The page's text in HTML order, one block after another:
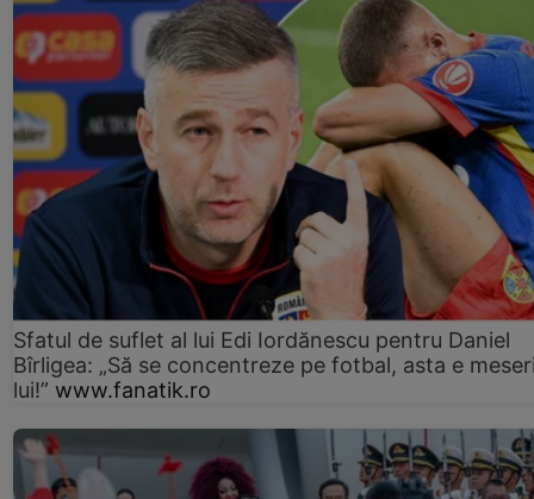
Sfatul de suflet al lui Edi Iordănescu pentru Daniel
Bîrligea: „Să se concentreze pe fotbal, asta e
lui!” www.fanatik.ro